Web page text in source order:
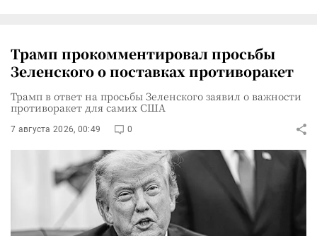
Трамп прокомментировал просьбы
Зеленского о поставках противоракет
Трамп в ответ на просьбы Зеленского заявил о важности
противоракет для самих США
7 августа 2026, 00:49 0